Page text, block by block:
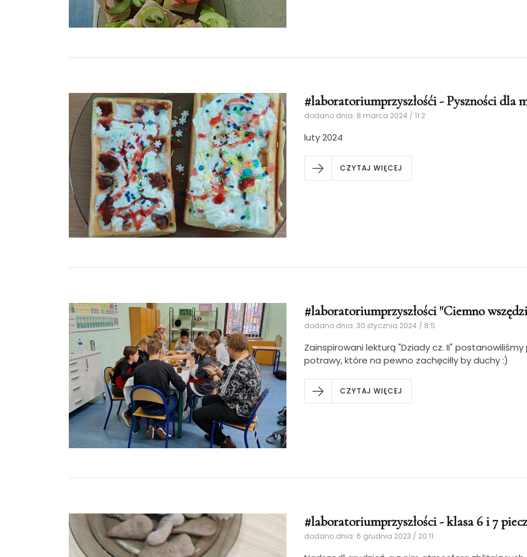
#laboratoriumprzyszłośći - Pyszności dla
dodano dnia: 8 marca 2024 / 11:2
luty 2024
CZYTAJ WIĘCEJ
#laboratoriumprzyszłości "Ciemno
dodano dnia: 30 stycznia 2024 / 8:5
Zainspirowani lekturą "Dziady cz. II"
potrawy, które na pewno zachęciłly by duchy :)
CZYTAJ WIĘCEJ
#laboratoriumprzyszłości - klasa 6 i 7
dodano dnia: 6 grudnia 2023 / 20:11